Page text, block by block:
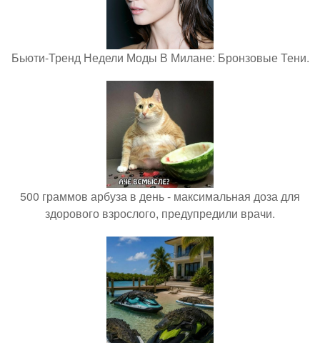
Бьюти-Тренд Недели Моды В Милане: Бронзовые Тени.
500 граммов арбуза в день - максимальная доза для
здорового взрослого, предупредили врачи.